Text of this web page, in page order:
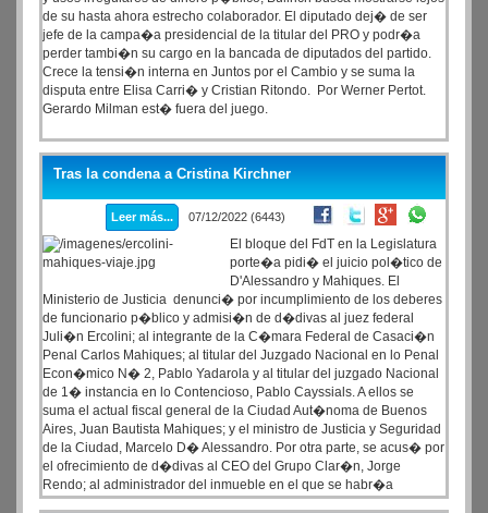
de su hasta ahora estrecho colaborador. El diputado dej� de ser
jefe de la campa�a presidencial de la titular del PRO y podr�a
perder tambi�n su cargo en la bancada de diputados del partido.
Crece la tensi�n interna en Juntos por el Cambio y se suma la
disputa entre Elisa Carri� y Cristian Ritondo. Por Werner Pertot.
Gerardo Milman est� fuera del juego.
Tras la condena a Cristina Kirchner
Leer más... 07/12/2022 (6443)
El bloque del FdT en la Legislatura
porte�a pidi� el juicio pol�tico de
D'Alessandro y Mahiques. El
Ministerio de Justicia denunci� por incumplimiento de los deberes
de funcionario p�blico y admisi�n de d�divas al juez federal
Juli�n Ercolini; al integrante de la C�mara Federal de Casaci�n
Penal Carlos Mahiques; al titular del Juzgado Nacional en lo Penal
Econ�mico N� 2, Pablo Yadarola y al titular del juzgado Nacional
de 1� instancia en lo Contencioso, Pablo Cayssials. A ellos se
suma el actual fiscal general de la Ciudad Aut�noma de Buenos
Aires, Juan Bautista Mahiques; y el ministro de Justicia y Seguridad
de la Ciudad, Marcelo D� Alessandro. Por otra parte, se acus� por
el ofrecimiento de d�divas al CEO del Grupo Clar�n, Jorge
Rendo; al administrador del inmueble en el que se habr�a
desarrollado el encuentro, Nicol�s Van Ditmar; al exdirector de